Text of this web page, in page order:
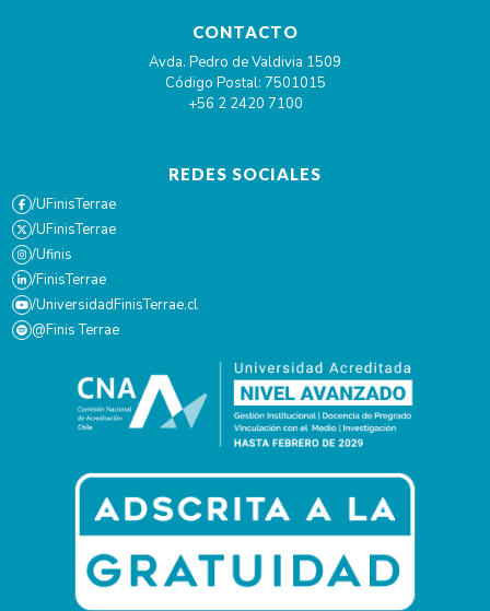
CONTACTO
Avda. Pedro de Valdivia 1509
Código Postal: 7501015
+56 2 2420 7100
REDES SOCIALES
/UFinisTerrae
/UFinisTerrae
/Ufinis
/FinisTerrae
/UniversidadFinisTerrae.cl
@Finis Terrae